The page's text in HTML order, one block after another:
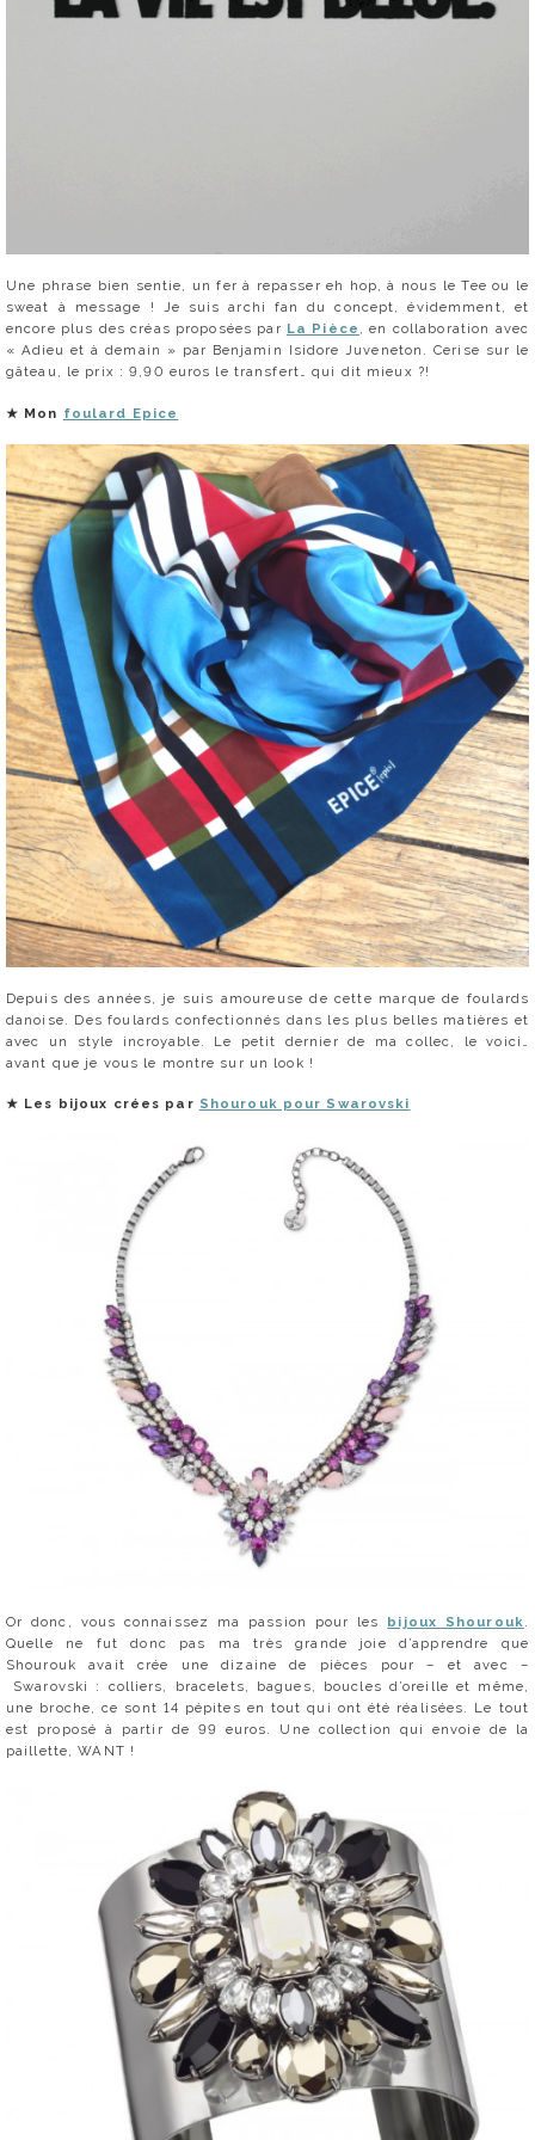
Une phrase bien sentie, un fer à repasser eh hop, à nous le Tee ou le
sweat à message ! Je suis archi fan du concept, évidemment, et
encore plus des créas proposées par La Pièce , en collaboration avec
« Adieu et à demain » par Benjamin Isidore Juveneton. Cerise sur le
gâteau, le prix : 9,90 euros le transfert… qui dit mieux ?!
★ Mon foulard Epice
Depuis des années, je suis amoureuse de cette marque de foulards
danoise. Des foulards confectionnés dans les plus belles matières et
avec un style incroyable. Le petit dernier de ma collec, le voici…
avant que je vous le montre sur un look !
★ Les bijoux crées par Shourouk pour Swarovski
Or donc, vous connaissez ma passion pour les bijoux Shourouk.
Quelle ne fut donc pas ma très grande joie d’apprendre que
Shourouk avait crée une dizaine de pièces pour – et avec –
Swarovski : colliers, bracelets, bagues, boucles d’oreille et même,
une broche, ce sont 14 pépites en tout qui ont été réalisées. Le tout
est proposé à partir de 99 euros. Une collection qui envoie de la
paillette, WANT !